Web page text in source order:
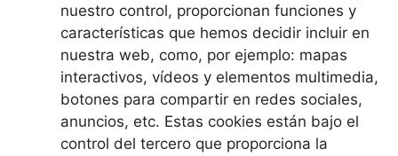
nuestro control, proporcionan funciones y
características que hemos decidir incluir en
nuestra web, como, por ejemplo: mapas
interactivos, vídeos y elementos multimedia,
botones para compartir en redes sociales,
anuncios, etc. Estas cookies están bajo el
control del tercero que proporciona la